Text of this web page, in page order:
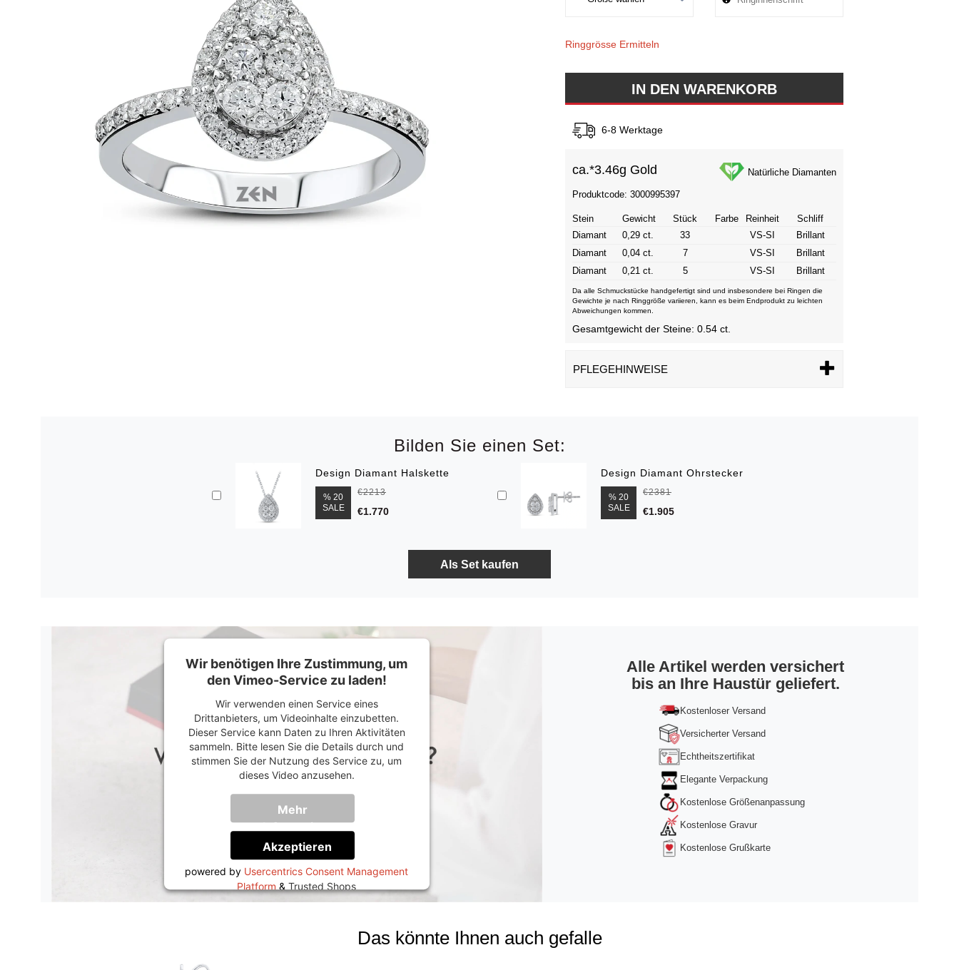
Ringgrösse Ermitteln
6-8 Werktage
ca.*3.46g Gold Natürliche Diamanten
Produktcode: 3000995397
Stein Gewicht Stück Farbe Reinheit
Schliff
Diamant
0,29 ct. 33 VS-SI
Brillant
Diamant
0,04 ct. 7 VS-SI
Brillant
Diamant
0,21 ct. 5 VS-SI Brillant
Da alle Schmuckstücke handgefertigt sind und insbesondere bei Ringen die
Gewichte je nach Ringgröße variieren, kann es beim Endprodukt zu leichten
Abweichungen kommen.
Gesamtgewicht der Steine: 0.54 ct.
PFLEGEHINWEISE
Bilden Sie einen Set:
Design Diamant Halskette
% 20
SALE
€2213
€1.770
Design Diamant Ohrstecker
% 20
SALE
€2381
€1.905
Wir benötigen Ihre Zustimmung, um
den Vimeo-Service zu laden!
Wir verwenden einen Service eines
Drittanbieters, um Videoinhalte einzubetten.
Dieser Service kann Daten zu Ihren Aktivitäten
sammeln. Bitte lesen Sie die Details durch und
stimmen Sie der Nutzung des Service zu, um
dieses Video anzusehen.
Mehr
Informationen
Akzeptieren
powered by Usercentrics Consent Management
Platform&Trusted Shops
Alle Artikel werden versichert
bis an Ihre Haustür geliefert.
Kostenloser Versand
Versicherter Versand
Echtheitszertifikat
Elegante Verpackung
Kostenlose Größenanpassung
Kostenlose Gravur
Kostenlose Grußkarte
Das könnte Ihnen auch gefalle